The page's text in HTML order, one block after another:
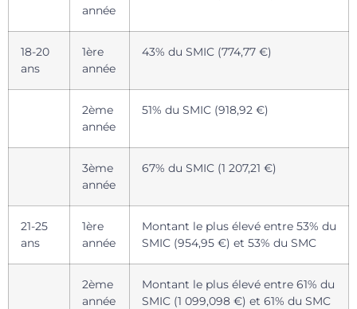
année
18-20
ans
1ère
année
43% du SMIC (774,77 €)
2ème
année
51% du SMIC (918,92 €)
3ème
année
67% du SMIC (1 207,21 €)
21-25
ans
1ère
année
Montant le plus élevé entre 53% du
SMIC (954,95 €) et 53% du SMC
2ème
année
Montant le plus élevé entre 61% du
SMIC (1 099,098 €) et 61% du SMC